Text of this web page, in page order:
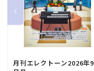
月刊エレクトーン2026年9